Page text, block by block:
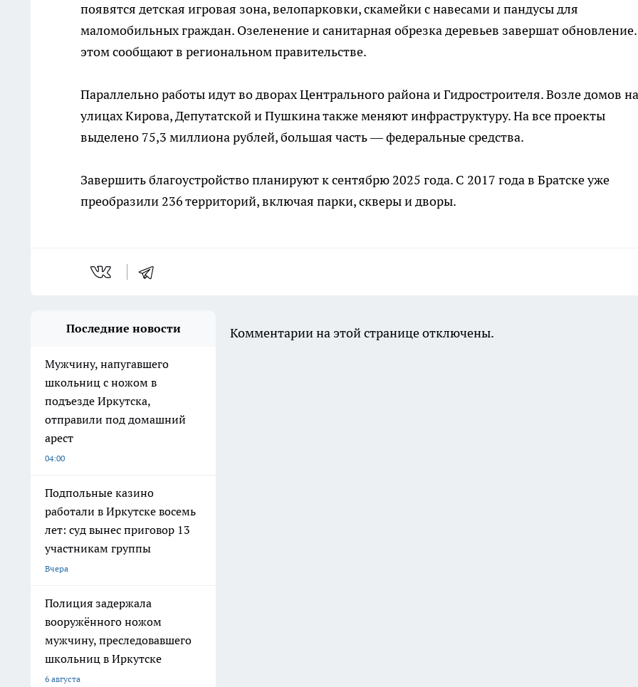
появятся детская игровая зона, велопарковки, скамейки с навесами и пандусы для
маломобильных граждан. Озеленение и санитарная обрезка деревьев завершат
этом сообщают в региональном правительстве.
Параллельно работы идут во дворах Центрального района и Гидростроителя. Возле домов на
улицах Кирова, Депутатской и Пушкина также меняют инфраструктуру. На все проекты
выделено 75,3 миллиона рублей, большая часть — федеральные средства.
Завершить благоустройство планируют к сентябрю 2025 года. С 2017 года в Братске уже
преобразили 236 территорий, включая парки, скверы и дворы.
Последние новости
Мужчину, напугавшего
школьниц с ножом в
подъезде Иркутска,
отправили под домашний
арест
04:00
Подпольные казино
работали в Иркутске восемь
лет: суд вынес приговор 13
участникам группы
Вчера
Полиция задержала
вооружённого ножом
мужчину, преследовавшего
школьниц в Иркутске
6 августа
Комментарии на этой странице отключены.